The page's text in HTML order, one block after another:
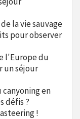
la vie sauvage
pour observer
l'Europe du
un séjour
en
défis ?
!